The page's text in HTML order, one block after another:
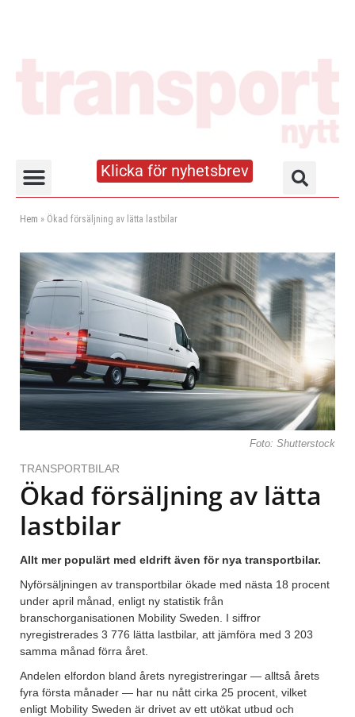
Klicka för nyhetsbrev
Hem » Ökad försäljning av lätta lastbilar
Foto: Shutterstock
TRANSPORTBILAR
Ökad försäljning av lätta
lastbilar
Allt mer populärt med eldrift även för nya transportbilar.
Nyförsäljningen av transportbilar ökade med nästa 18 procent
under april månad, enligt ny statistik från
branschorganisationen Mobility Sweden. I siffror
nyregistrerades 3 776 lätta lastbilar, att jämföra med 3 203
samma månad förra året.
Andelen elfordon bland årets nyregistreringar — alltså årets
fyra första månader — har nu nått cirka 25 procent, vilket
enligt Mobility Sweden är drivet av ett utökat utbud och